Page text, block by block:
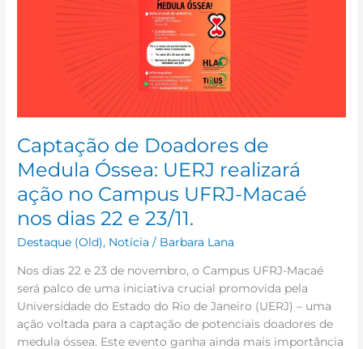
Captação de Doadores de
Medula Óssea: UERJ realizará
ação no Campus UFRJ-Macaé
nos dias 22 e 23/11.
Destaque (Old), Notícia / Barbara Lana
Nos dias 22 e 23 de novembro, o Campus UFRJ-Macaé
será palco de uma iniciativa crucial promovida pela
Universidade do Estado do Rio de Janeiro (UERJ) – uma
ação voltada para a captação de potenciais doadores de
medula óssea. Este evento ganha ainda mais importância
Campus
UFRJ-
Macaé
nos
dias
e
23/11.